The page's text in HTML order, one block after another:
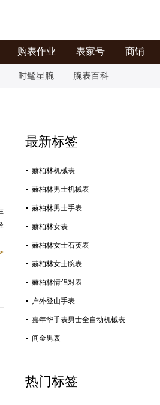
购表作业 表家号 商铺
时髦星腕 腕表百科
最新标签
赫柏林机械表
赫柏林男士机械表
赫柏林男士手表
赫柏林女表
赫柏林女士石英表
赫柏林女士腕表
赫柏林情侣对表
户外登山手表
嘉年华手表男士全自动机械表
间金男表
热门标签